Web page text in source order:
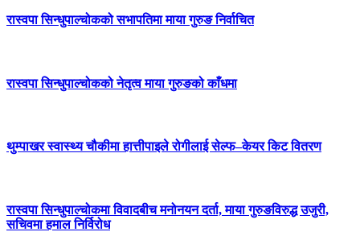
रास्वपा सिन्धुपाल्चोकको सभापतिमा माया गुरुङ निर्वाचित
रास्वपा सिन्धुपाल्चोकको नेतृत्व माया गुरुङको काँधमा
थुम्पाखर स्वास्थ्य चौकीमा हात्तीपाइले रोगीलाई सेल्फ–केयर किट वितरण
रास्वपा सिन्धुपाल्चोकमा विवादबीच मनोनयन दर्ता, माया गुरुङविरुद्ध उजुरी,
सचिवमा हमाल निर्विरोध